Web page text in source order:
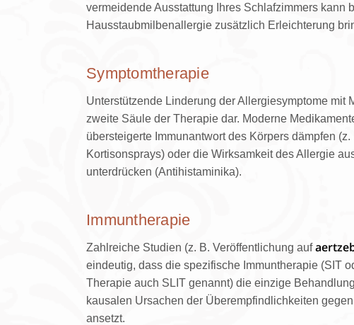
vermeidende Ausstattung Ihres Schlafzimmers kann
Hausstaubmilbenallergie zusätzlich Erleichterung
Symptomtherapie
Unterstützende Linderung der Allergiesymptome mit
zweite Säule der Therapie dar. Moderne
übersteigerte Immunantwort des Körpers dämpfen
Kortisonsprays) oder die Wirksamkeit des Allergie
unterdrücken (Antihistaminika).
Immuntherapie
Zahlreiche Studien (z. B. Veröffentlichung auf
eindeutig, dass die spezifische Immuntherapie (SIT
Therapie auch SLIT genannt) die einzige
kausalen Ursachen der Überempfindlichkeiten
ansetzt.